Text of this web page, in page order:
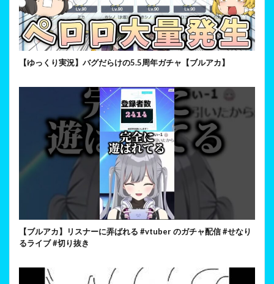
【ゆっくり実況】バグだらけの5.5周年ガチャ【ブルアカ】
【ブルアカ】リスナーに弄ばれる #vtuber のガチャ配信 #せなり
るライブ #切り抜き